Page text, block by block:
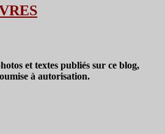
et textes publiés sur ce blog,
à autorisation.